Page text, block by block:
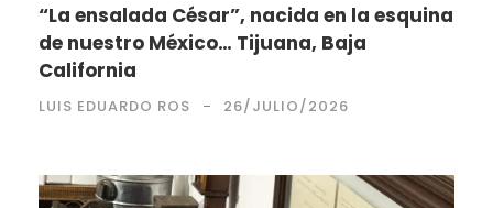
“La ensalada César”, nacida en la esquina
de nuestro México… Tijuana, Baja
California
LUIS EDUARDO ROS 26/JULIO/2026